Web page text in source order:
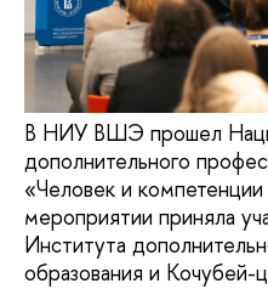
В НИУ ВШЭ прошел
дополнительного
«Человек и
мероприятии приняла
Института
образования и